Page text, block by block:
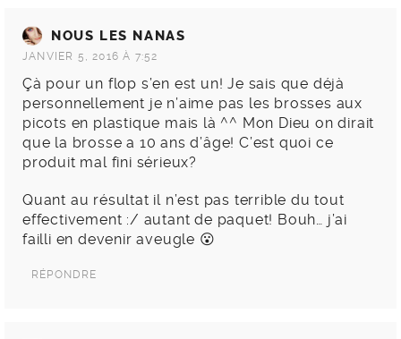
NOUS LES NANAS
JANVIER 5, 2016 À 7:52
Çà pour un flop s’en est un! Je sais que déjà
personnellement je n’aime pas les brosses aux
picots en plastique mais là ^^ Mon Dieu on dirait
que la brosse a 10 ans d’âge! C’est quoi ce
produit mal fini sérieux?
Quant au résultat il n’est pas terrible du tout
effectivement :/ autant de paquet! Bouh… j’ai
failli en devenir aveugle 😮
RÉPONDRE